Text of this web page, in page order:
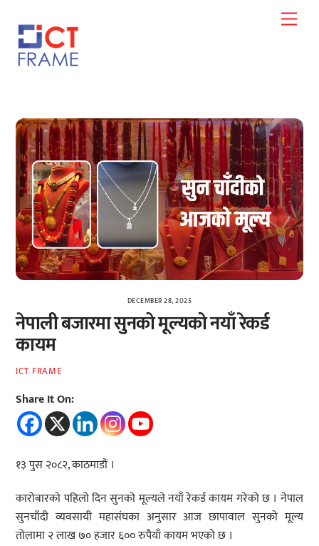
content
DECEMBER 28, 2025
नेपाली बजारमा सुनको मूल्यको नयाँ रेकर्ड
कायम
ICT FRAME
Share It On:
१३ पुस २०८२, काठमाडौं ।
कारोबारको पहिलो दिन सुनको मूल्यले नयाँ रेकर्ड कायम गरेको छ । नेपाल
सुनचाँदी व्यवसायी महासंघका अनुसार आज छापावाल सुनको मूल्य
तोलामा २ लाख ७० हजार ६०० रुपैयाँ कायम भएको छ ।